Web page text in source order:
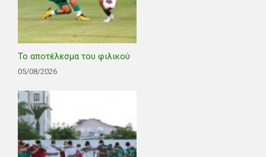
Το αποτέλεσμα του φιλικού
05/08/2026